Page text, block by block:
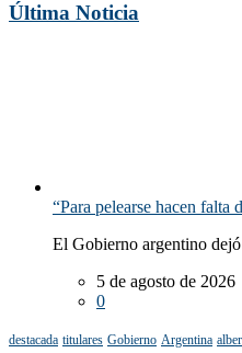
Última Noticia
“Para pelearse hacen
El Gobierno argentino
5 de agosto de 2026
0
destacada titulares Gobierno Argentina